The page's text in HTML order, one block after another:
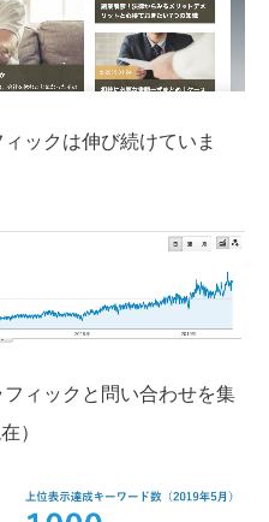
ックは伸び続けていま
ィックと問い合わせを集
）